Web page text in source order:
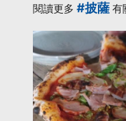
閱讀更多 #披薩 有